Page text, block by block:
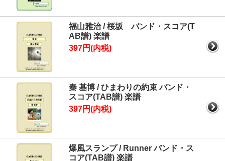
福山雅治 / 桜坂 バンド・スコア(T
AB譜) 楽譜
397円(内税)
秦 基博 / ひまわりの約束 バンド・
スコア(TAB譜) 楽譜
397円(内税)
爆風スランプ / Runner バンド・ス
コア(TAB譜) 楽譜